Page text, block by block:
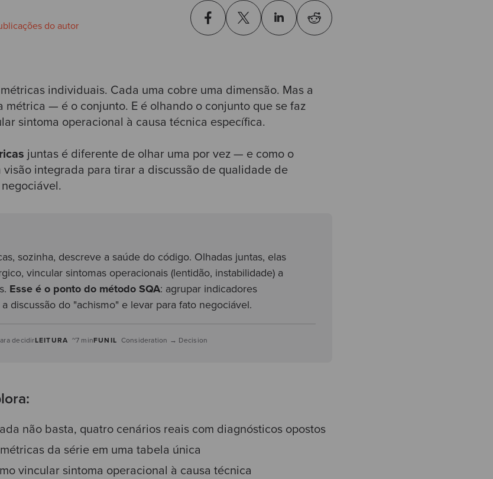
do autor
individuais. Cada uma cobre uma dimensão. Mas a
métrica — é o conjunto. E é olhando o conjunto que se faz
sintoma operacional à causa técnica específica.
juntas é diferente de olhar uma por vez — e como o
visão integrada para tirar a discussão de qualidade de
sozinha, descreve a saúde do código. Olhadas juntas, elas
vincular sintomas operacionais (lentidão, instabilidade) a
Esse é o ponto do método SQA: agrupar indicadores
discussão do "achismo" e levar para fato negociável.
decidirLEITURA ~7 minFUNIL Consideration → Decision
não basta, quatro cenários reais com diagnósticos opostos
da série em uma tabela única
vincular sintoma operacional à causa técnica